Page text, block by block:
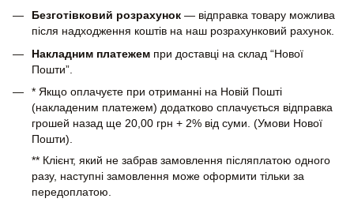
Безготівковий розрахунок — відправка товару можлива
після надходження коштів на наш розрахунковий рахунок.
Накладним платежем при доставці на склад “Нової
Пошти”.
* Якщо оплачуєте при отриманні на Новій Пошті
(накладеним платежем) додатково сплачується відправка
грошей назад ще 20,00 грн + 2% від суми. (Умови Нової
Пошти).
** Клієнт, який не забрав замовлення післяплатою одного
разу, наступні замовлення може оформити тільки за
передоплатою.